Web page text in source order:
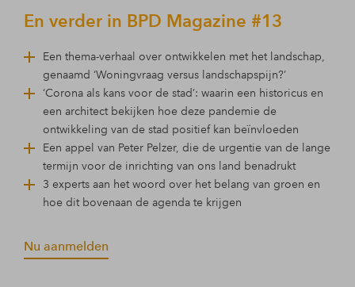
En verder in BPD Magazine #13
Een thema-verhaal over ontwikkelen met het landschap,
genaamd ‘Woningvraag versus landschapspijn?’
‘Corona als kans voor de stad’: waarin een historicus en
een architect bekijken hoe deze pandemie de
ontwikkeling van de stad positief kan beïnvloeden
Een appel van Peter Pelzer, die de urgentie van de lange
termijn voor de inrichting van ons land benadrukt
3 experts aan het woord over het belang van groen en
hoe dit bovenaan de agenda te krijgen
Nu aanmelden